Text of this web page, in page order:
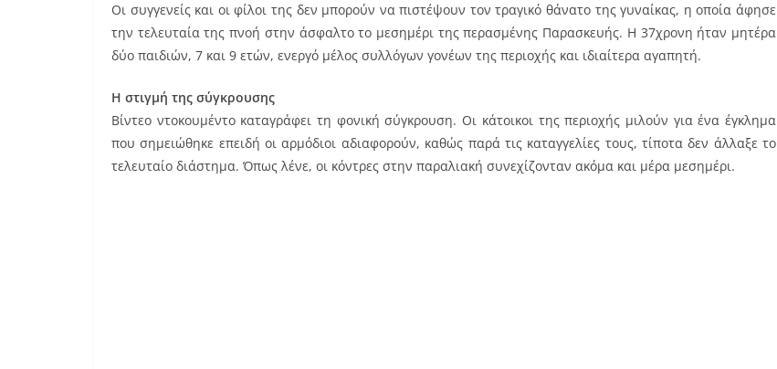
o
o
Οι συγγενείς και οι φίλοι της δεν μπορούν να πιστέψουν τον τραγικό θάνατο της γυναίκας, η οποία άφησε
την τελευταία της πνοή στην άσφαλτο το μεσημέρι της περασμένης Παρασκευής. Η 37χρονη ήταν μητέρα
δύο παιδιών, 7 και 9 ετών, ενεργό μέλος συλλόγων γονέων της περιοχής και ιδιαίτερα αγαπητή.
Η στιγμή της σύγκρουσης
Βίντεο ντοκουμέντο καταγράφει τη φονική σύγκρουση. Οι κάτοικοι της περιοχής μιλούν για ένα έγκλημα
που σημειώθηκε επειδή οι αρμόδιοι αδιαφορούν, καθώς παρά τις καταγγελίες τους, τίποτα δεν άλλαξε το
τελευταίο διάστημα. Όπως λένε, οι κόντρες στην παραλιακή συνεχίζονταν ακόμα και μέρα μεσημέρι.